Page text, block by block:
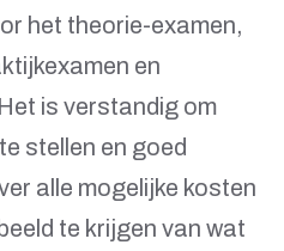
het theorie-examen,
en
is verstandig om
stellen en goed
alle mogelijke kosten
te krijgen van wat